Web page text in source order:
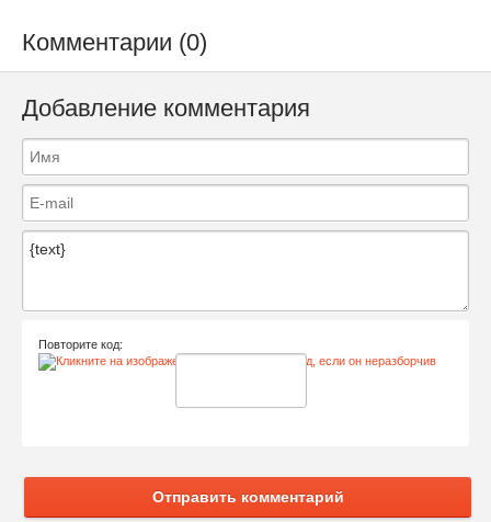
Комментарии (0)
Добавление комментария
Повторите код:
Отправить комментарий